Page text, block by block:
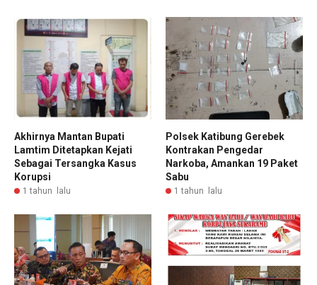
Akhirnya Mantan Bupati
Lamtim Ditetapkan Kejati
Sebagai Tersangka Kasus
Korupsi
1 tahun lalu
Polsek Katibung Gerebek
Kontrakan Pengedar
Narkoba, Amankan 19 Paket
Sabu
1 tahun lalu